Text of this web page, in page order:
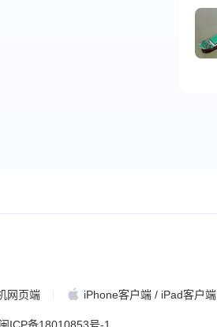
网页端 iPhone客户端 / iPad客户端